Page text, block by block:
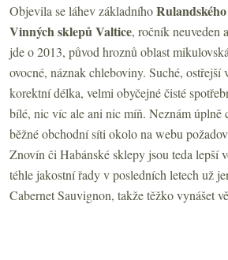
Objevila se láhev základního
Vinných sklepů Valtice, ročník neuveden
jde o 2013, původ hroznů oblast
ovocné, náznak chleboviny. Suché, ostřejší
korektní délka, velmi obyčejné čisté
bílé, nic víc ale ani nic míň. Neznám úplně
běžné obchodní síti okolo na webu
Znovín či Habánské sklepy jsou teda lepší
téhle jakostní řady v posledních letech už
Cabernet Sauvignon, takže těžko vynášet